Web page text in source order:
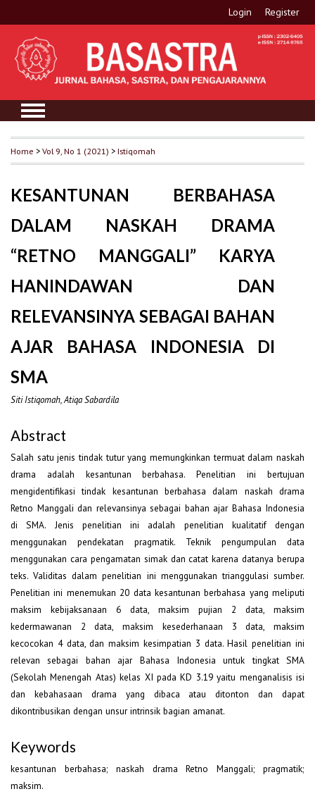
Login Register
Home >Vol 9, No 1 (2021) >Istiqomah
KESANTUNAN BERBAHASA
DALAM NASKAH DRAMA
“RETNO MANGGALI” KARYA
HANINDAWAN DAN
RELEVANSINYA SEBAGAI BAHAN
AJAR BAHASA INDONESIA DI
SMA
Siti Istiqomah, Atiqa Sabardila
Abstract
Salah satu jenis tindak tutur yang memungkinkan termuat dalam naskah
drama adalah kesantunan berbahasa. Penelitian ini bertujuan
mengidentifikasi tindak kesantunan berbahasa dalam naskah drama
Retno Manggali dan relevansinya sebagai bahan ajar Bahasa Indonesia
di SMA. Jenis penelitian ini adalah penelitian kualitatif dengan
menggunakan pendekatan pragmatik. Teknik pengumpulan data
menggunakan cara pengamatan simak dan catat karena datanya berupa
teks. Validitas dalam penelitian ini menggunakan trianggulasi sumber.
Penelitian ini menemukan 20 data kesantunan berbahasa yang meliputi
maksim kebijaksanaan 6 data, maksim pujian 2 data, maksim
kedermawanan 2 data, maksim kesederhanaan 3 data, maksim
kecocokan 4 data, dan maksim kesimpatian 3 data. Hasil penelitian ini
relevan sebagai bahan ajar Bahasa Indonesia untuk tingkat SMA
(Sekolah Menengah Atas) kelas XI pada KD 3.19 yaitu menganalisis isi
dan kebahasaan drama yang dibaca atau ditonton dan dapat
dikontribusikan dengan unsur intrinsik bagian amanat.
Keywords
kesantunan berbahasa; naskah drama Retno Manggali; pragmatik;
maksim.